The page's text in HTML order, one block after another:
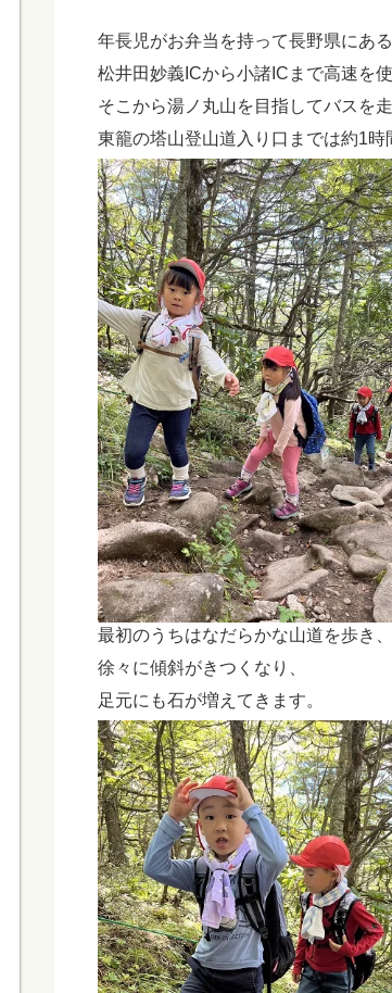
年長児がお弁当を持って長野県にあ
松井田妙義ICから小諸ICまで高速を使
そこから湯ノ丸山を目指してバスを走
東籠の塔山登山道入り口までは約1時
最初のうちはなだらかな山道を歩き、
徐々に傾斜がきつくなり、
足元にも石が増えてきます。